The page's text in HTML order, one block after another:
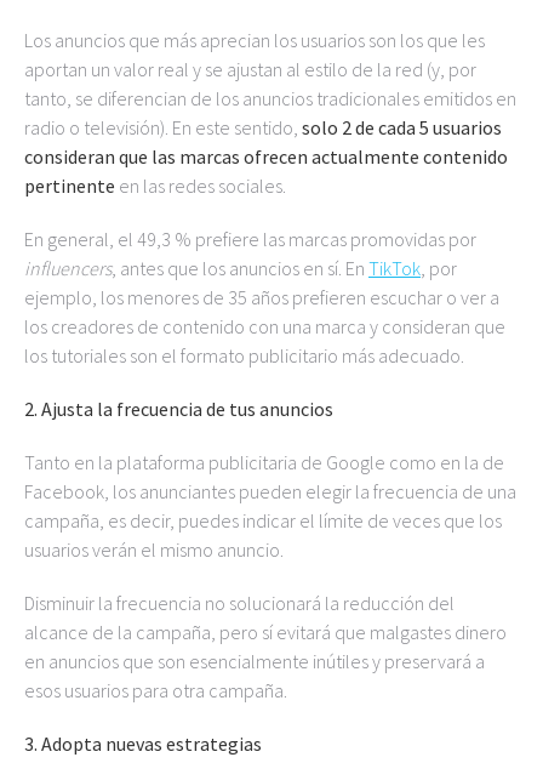
Los anuncios que más aprecian los usuarios son los que les
aportan un valor real y se ajustan al estilo de la red (y, por
tanto, se diferencian de los anuncios tradicionales emitidos en
radio o televisión). En este sentido, solo 2 de cada 5 usuarios
consideran que las marcas ofrecen actualmente contenido
pertinente en las redes sociales.
En general, el 49,3 % prefiere las marcas promovidas por
influencers, antes que los anuncios en sí. En TikTok, por
ejemplo, los menores de 35 años prefieren escuchar o ver a
los creadores de contenido con una marca y consideran que
los tutoriales son el formato publicitario más adecuado.
2. Ajusta la frecuencia de tus anuncios
Tanto en la plataforma publicitaria de Google como en la de
Facebook, los anunciantes pueden elegir la frecuencia de una
campaña, es decir, puedes indicar el límite de veces que los
usuarios verán el mismo anuncio.
Disminuir la frecuencia no solucionará la reducción del
alcance de la campaña, pero sí evitará que malgastes dinero
en anuncios que son esencialmente inútiles y preservará a
esos usuarios para otra campaña.
3. Adopta nuevas estrategias